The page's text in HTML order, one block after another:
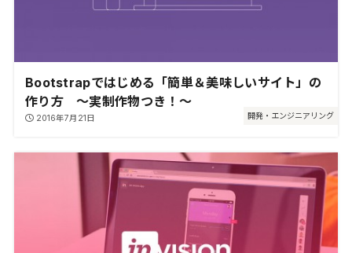
開発・エンジニアリング
Bootstrapではじめる「簡単＆美味しいサイト」の
作り方 〜実制作物つき！〜
2016年7月21日